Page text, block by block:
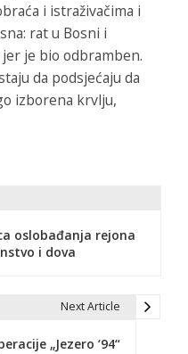
i istraživačima i
rat u Bosni i
je bio odbramben.
da podsjećaju da
izborena krvlju,
oslobađanja rejona
i dova
Next Article
„Jezero ‘94“